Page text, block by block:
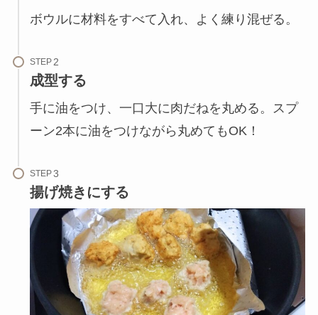
ボウルに材料をすべて入れ、よく練り混ぜる。
STEP
成型する
手に油をつけ、一口大に肉だねを丸める。スプ
ーン2本に油をつけながら丸めてもOK！
STEP
揚げ焼きにする